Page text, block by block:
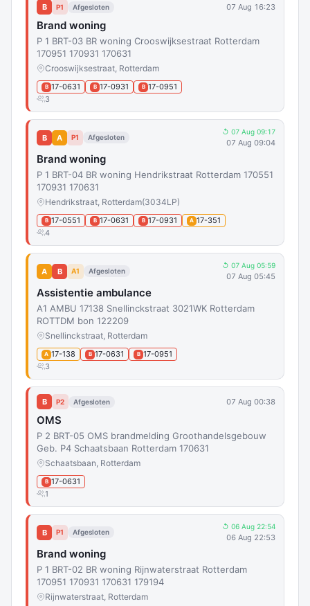
B P1 Afgesloten 07 Aug 16:23
Brand woning
P 1 BRT-03 BR woning Crooswijksestraat Rotterdam
170951 170931 170631
Crooswijksestraat, Rotterdam
B 17-0631 B 17-0931 B 17-0951
3
B A P1 Afgesloten
↺ 07 Aug 09:17
07 Aug 09:04
Brand woning
P 1 BRT-04 BR woning Hendrikstraat Rotterdam 170551
170931 170631
Hendrikstraat, Rotterdam(3034LP)
B 17-0551 B 17-0631 B 17-0931 A 17-351
4
A B A1 Afgesloten
↺ 07 Aug 05:59
07 Aug 05:45
Assistentie ambulance
A1 AMBU 17138 Snellinckstraat 3021WK Rotterdam
ROTTDM bon 122209
Snellinckstraat, Rotterdam
A 17-138 B 17-0631 B 17-0951
3
B P2 Afgesloten 07 Aug 00:38
OMS
P 2 BRT-05 OMS brandmelding Groothandelsgebouw
Geb. P4 Schaatsbaan Rotterdam 170631
Schaatsbaan, Rotterdam
B 17-0631
1
B P1 Afgesloten
↺ 06 Aug 22:54
06 Aug 22:53
Brand woning
P 1 BRT-02 BR woning Rijnwaterstraat Rotterdam
170951 170931 170631 179194
Rijnwaterstraat, Rotterdam